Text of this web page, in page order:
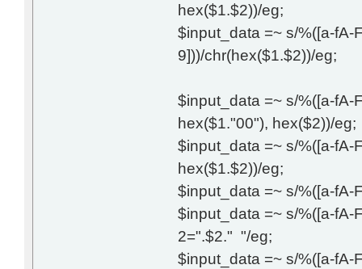
hex($1.$2))/eg;
$input_data =~ s/%([a-fA-
9]))/chr(hex($1.$2))/eg;
$input_data =~ s/%([a-fA-
hex($1."00"), hex($2))/eg;
$input_data =~ s/%([a-fA-
hex($1.$2))/eg;
$input_data =~ s/%([a-fA-
$input_data =~ s/%([a-fA-
2=".$2." "/eg;
$input_data =~ s/%([a-fA-